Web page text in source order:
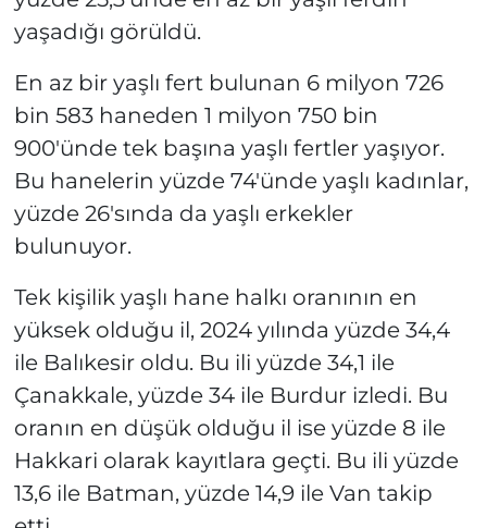
yaşadığı görüldü.
En az bir yaşlı fert bulunan 6 milyon 726
bin 583 haneden 1 milyon 750 bin
900'ünde tek başına yaşlı fertler yaşıyor.
Bu hanelerin yüzde 74'ünde yaşlı kadınlar,
yüzde 26'sında da yaşlı erkekler
bulunuyor.
Tek kişilik yaşlı hane halkı oranının en
yüksek olduğu il, 2024 yılında yüzde 34,4
ile Balıkesir oldu. Bu ili yüzde 34,1 ile
Çanakkale, yüzde 34 ile Burdur izledi. Bu
oranın en düşük olduğu il ise yüzde 8 ile
Hakkari olarak kayıtlara geçti. Bu ili yüzde
13,6 ile Batman, yüzde 14,9 ile Van takip